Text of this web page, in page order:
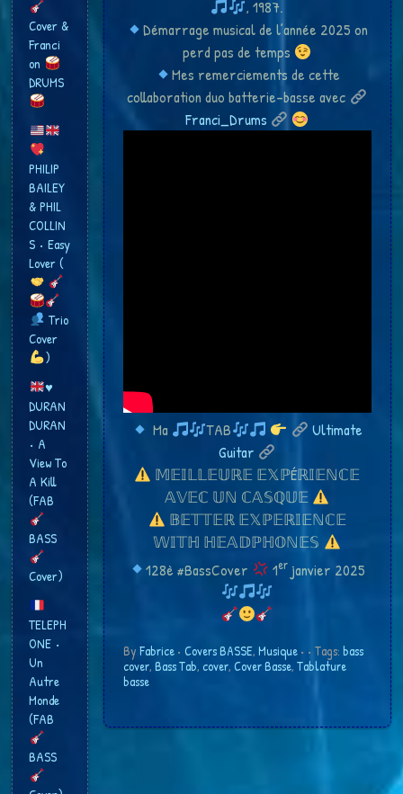
, 1987.
Démarrage musical de l’année 2025 on
perd pas de temps
Mes remerciements de cette
collaboration duo batterie-basse avec
Franci_Drums
Ma TAB
Ultimate
Guitar
𝕄𝔼𝕀𝕃𝕃𝔼𝕌ℝ𝔼 𝔼𝕏ℙÉℝ𝕀𝔼ℕℂ𝔼
𝔸𝕍𝔼ℂ 𝕌ℕ ℂ𝔸𝕊ℚ𝕌𝔼
𝔹𝔼𝕋𝕋𝔼ℝ 𝔼𝕏ℙ𝔼ℝ𝕀𝔼ℕℂ𝔼
𝕎𝕀𝕋ℍ ℍ𝔼𝔸𝔻ℙℍ𝕆ℕ𝔼𝕊
128è #BassCover
1er janvier 2025
By Fabrice• Covers BASSE, Musique• • Tags: bass
cover, Bass Tab, cover, Cover Basse, Tablature
basse
Cover &
Franci​
on
DRUMS
PHILIP
BAILEY
& PHIL
COLLIN
S • Easy
Lover (
Trio
Cover
​)
♥️
DURAN
DURAN
• A
View To
A Kill
(FAB
BASS
Cover)
TELEPH
ONE •
Un
Autre
Monde
(FAB
BASS